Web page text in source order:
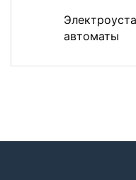
автоматы